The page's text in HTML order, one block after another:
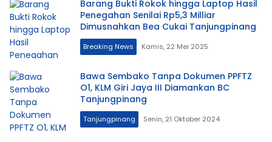
Barang Bukti Rokok hingga Laptop Hasil
Penegahan Senilai Rp5,3 Milliar
Dimusnahkan Bea Cukai Tanjungpinang
Breaking News Kamis, 22 Mei 2025
Bawa Sembako Tanpa Dokumen PPFTZ
O1, KLM Giri Jaya III Diamankan BC
Tanjungpinang
Tanjungpinang Senin, 21 Oktober 2024